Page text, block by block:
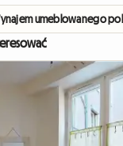
umeblowanego